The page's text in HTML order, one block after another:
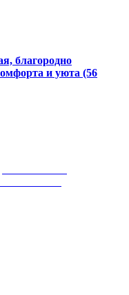
благородно
и уюта (56